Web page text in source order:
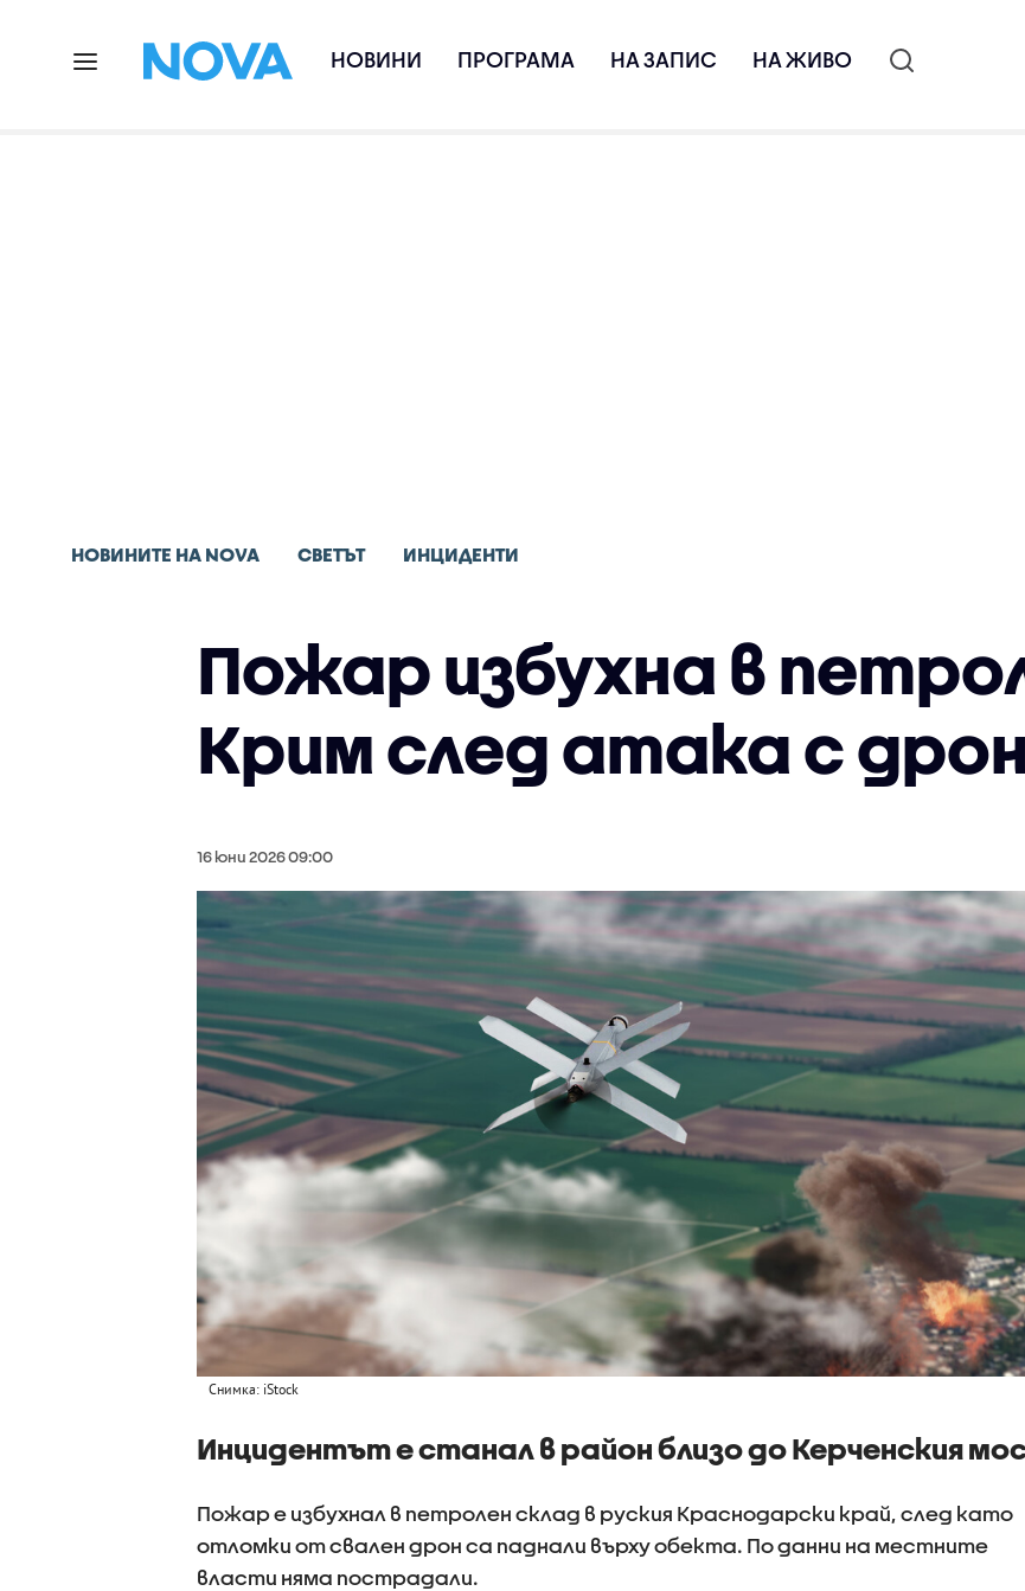
НОВИНИ ПРОГРАМА НА ЗАПИС НА ЖИВО
НОВИНИТЕ НА NOVA СВЕТЪТ ИНЦИДЕНТИ
Пожар избухна в
Крим след атака с
16 юни 2026 09:00
Снимка: iStock
Инцидентът е станал в район близо до Керченския
Пожар е избухнал в петролен склад в руския Краснодарски край, след като
отломки от свален дрон са паднали върху обекта. По данни на местните
власти няма пострадали.